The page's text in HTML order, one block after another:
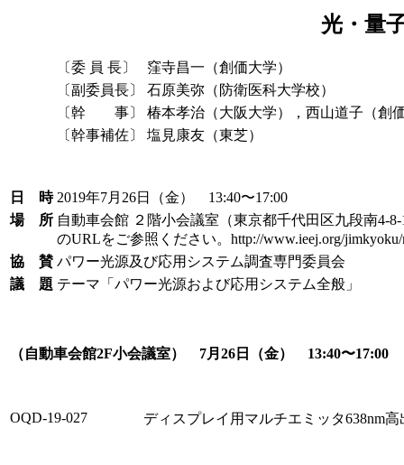
光・量
〔委 員 長〕
窪寺昌一（創価大学）
〔副委員長〕
石原美弥（防衛医科大学校）
〔幹 事〕
椿本孝治（大阪大学），西山道子（創
〔幹事補佐〕
塩見康友（東芝）
日 時 2019年7月26日（金） 13:40〜17:00
場 所 自動車会館 ２階小会議室（東京都千代田区九段南4-
のURLをご参照ください。http://www.ieej.org/jimkyoku/
協 賛 パワー光源及び応用システム調査専門委員会
議 題 テーマ「パワー光源および応用システム全般」
（自動車会館2F小会議室） 7月26日（金） 13:40〜17:00
OQD-19-027 ディスプレイ用マルチエミッタ638nm